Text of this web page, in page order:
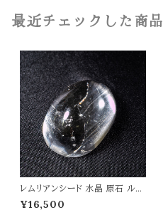
最近チェックした商品
レムリアンシード 水晶 原石 ルー
ス 虹入り 18g レムリアン水晶 高
品質 パワーストーン 天然石 t05
¥16,500